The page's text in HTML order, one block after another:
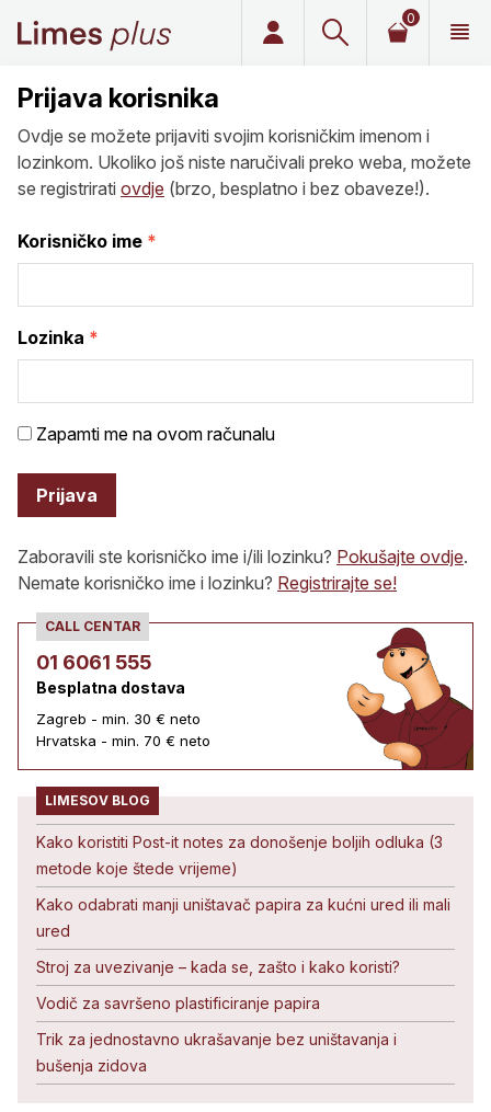
0
Prijava korisnika
Ovdje se možete prijaviti svojim korisničkim imenom i
lozinkom. Ukoliko još niste naručivali preko weba, možete
se registrirati ovdje (brzo, besplatno i bez obaveze!).
Korisničko ime
Lozinka
Zapamti me na ovom računalu
Prijava
Zaboravili ste korisničko ime i/ili lozinku? Pokušajte ovdje.
Nemate korisničko ime i lozinku? Registrirajte se!
CALL CENTAR
01 6061 555
Besplatna dostava
Zagreb - min. 30 € neto
Hrvatska - min. 70 € neto
LIMESOV BLOG
Kako koristiti Post-it notes za donošenje boljih odluka (3
metode koje štede vrijeme)
Kako odabrati manji uništavač papira za kućni ured ili mali
ured
Stroj za uvezivanje – kada se, zašto i kako koristi?
Vodič za savršeno plastificiranje papira
Trik za jednostavno ukrašavanje bez uništavanja i
bušenja zidova